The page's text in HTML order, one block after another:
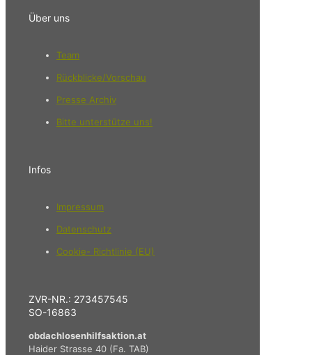
Über uns
Team
Rückblicke/Vorschau
Presse Archiv
Bitte unterstütze uns!
Infos
Impressum
Datenschutz
Cookie- Richtlinie (EU)
ZVR-NR.: 273457545
SO-16863
obdachlosenhilfsaktion.at
Haider Strasse 40 (Fa. TAB)